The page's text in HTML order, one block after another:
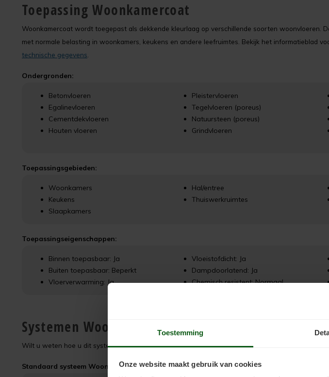
Toestemming
Onze website maakt gebruik van cookies
Toepassing Woonkamercoat
Woonkamercoat wordt toegepast als dekkende kleurlaag op verschillende soorten woonvloeren.
met normale belasting in woonkamers, keukens en andere leefruimtes. Bekijk het informatieblad
technische gegevens
Ondergronden:
Betonvloeren
Egalinevloeren
Cementdekvloeren
Houten vloeren
Pleistervloeren
Tegelvloeren (poreus)
Natuursteen (poreus)
Grindvloeren
Toepassingsgebieden:
Woonkamers
Keukens
Slaapkamers
Hal/entree
Thuiswerkruimtes
Toepassingseigenschappen:
Binnen toepasbaar: Ja
Buiten toepasbaar: Beperkt
Vloerverwarming: Ja
Vloeistofdicht: Ja
Dampdoorlatend: Ja
Chemisch resistent: Normaal
Systemen Woonkamercoat
Wilt u weten hoe u dit systeem toepast op uw vloer? Zoek hier op ondergrond en vind de
Standaard systeem Woonkamercoat: